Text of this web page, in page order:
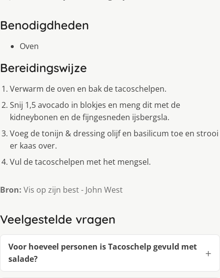
Benodigdheden
Oven
Bereidingswijze
Verwarm de oven en bak de tacoschelpen.
Snij 1,5 avocado in blokjes en meng dit met de
kidneybonen en de fijngesneden ijsbergsla.
Voeg de tonijn & dressing olijf en basilicum toe en strooi
er kaas over.
Vul de tacoschelpen met het mengsel.
Bron: Vis op zijn best - John West
Veelgestelde vragen
Voor hoeveel personen is Tacoschelp gevuld met
salade?